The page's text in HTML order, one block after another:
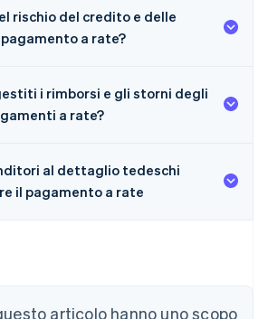
rischio del credito e delle
a rate?
i rimborsi e gli storni degli
a rate?
al dettaglio tedeschi
il pagamento a rate
articolo hanno uno scopo